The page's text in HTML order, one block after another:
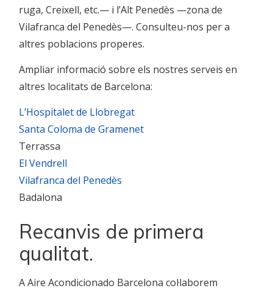
ruga, Creixell, etc.— i l’Alt Penedès —zona de
Vilafranca del Penedès—. Consulteu-nos per a
altres poblacions properes.
Ampliar informació sobre els nostres serveis en
altres localitats de Barcelona:
L’Hospitalet de Llobregat
Santa Coloma de Gramenet
Terrassa
El Vendrell
Vilafranca del Penedès
Badalona
Recanvis de primera
qualitat.
A Aire Acondicionado Barcelona col·laborem